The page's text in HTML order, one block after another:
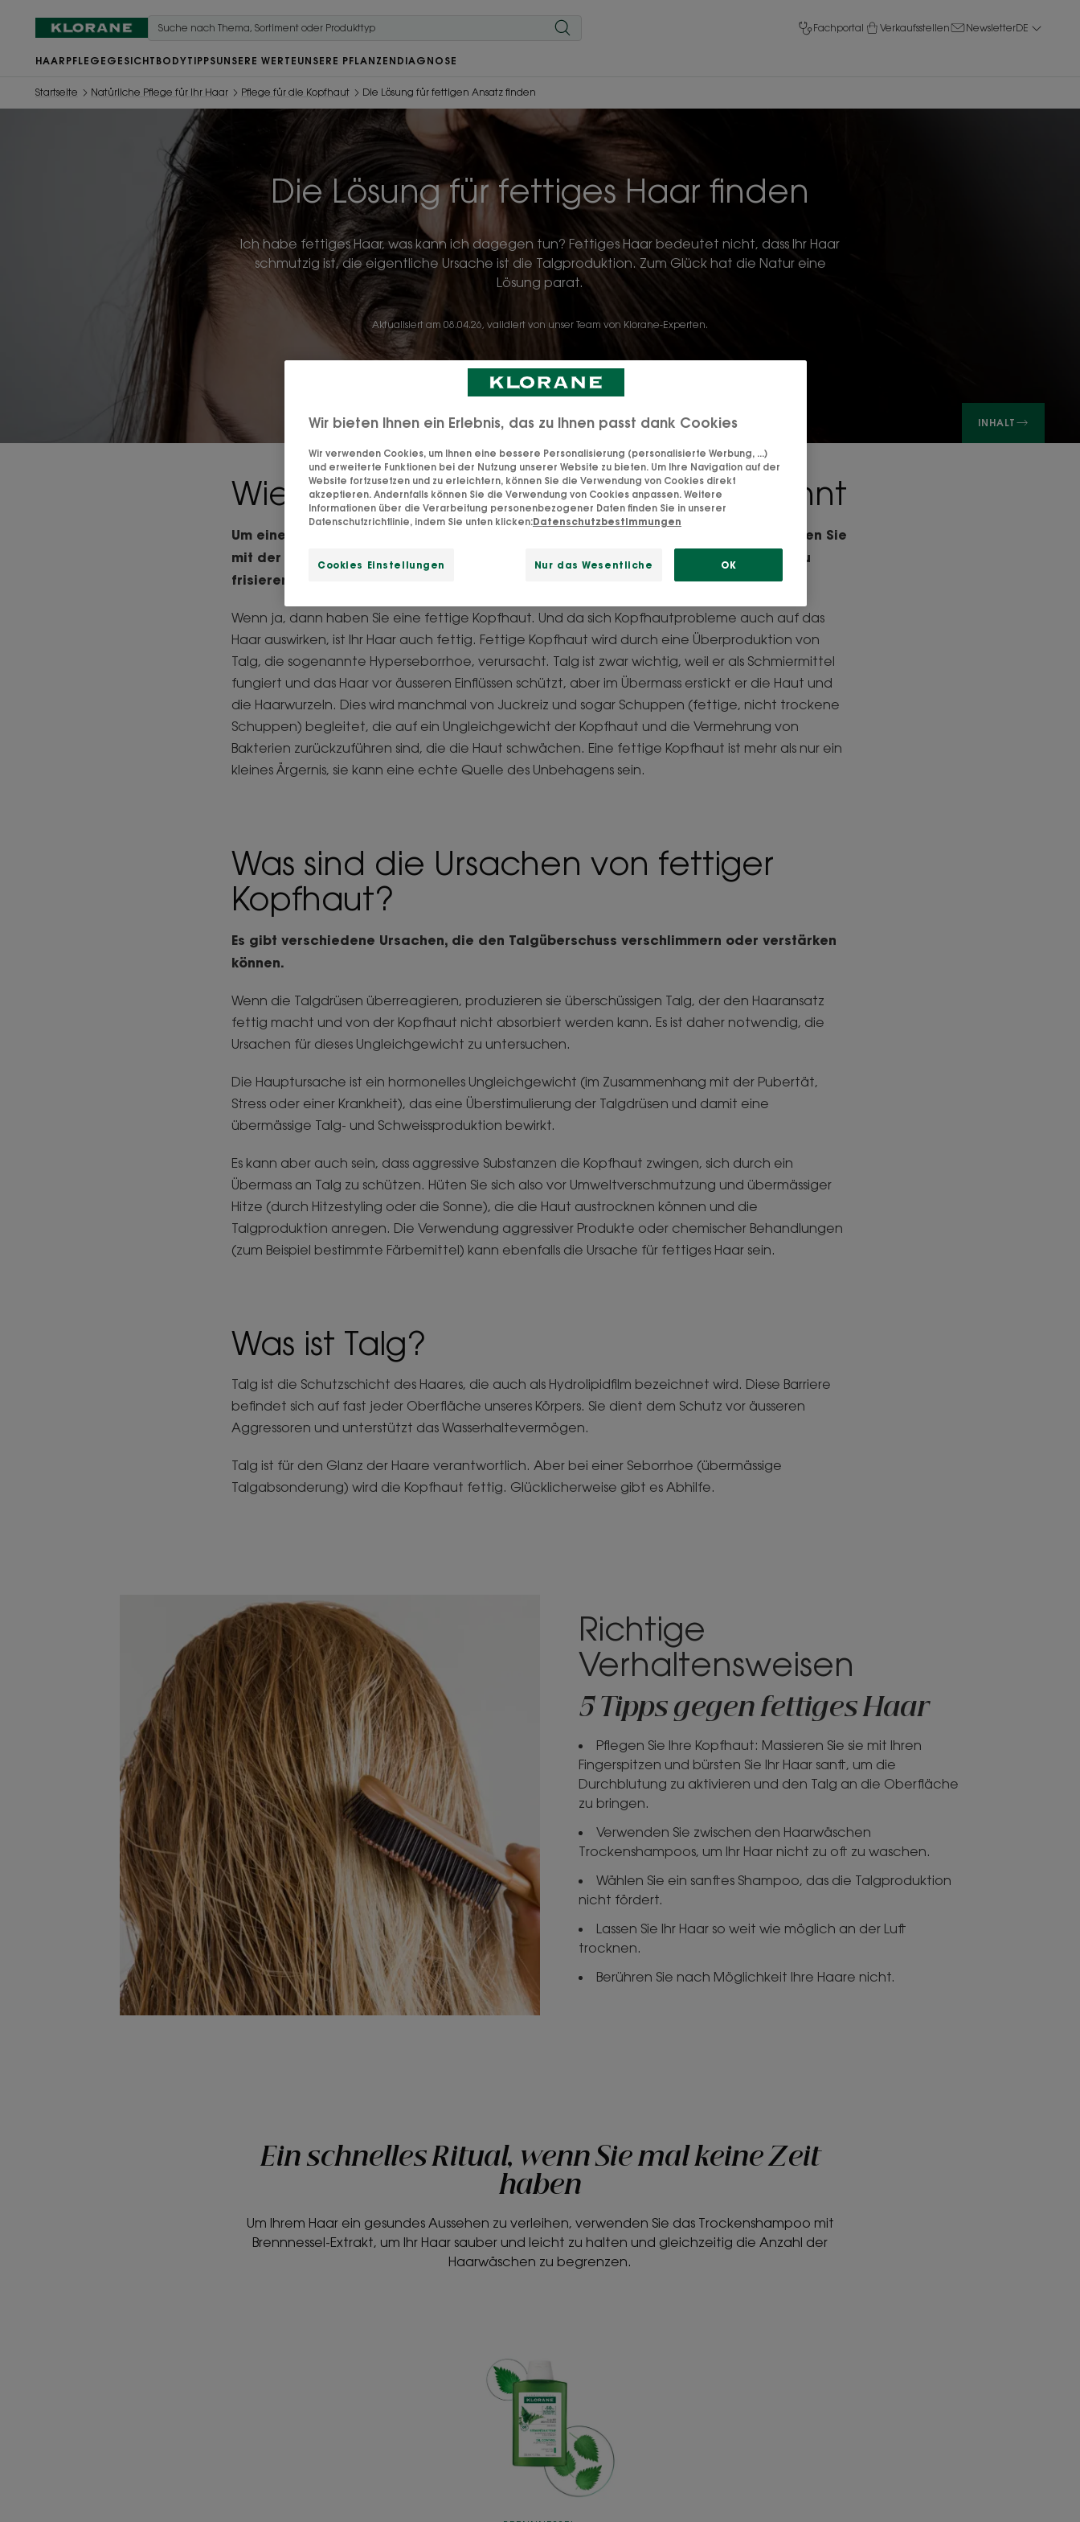
Fachportal Verkaufsstellen NewsletterDE
HAARPFLEGE GESICHT BODYTIPPSUNSERE WERTE UNSERE PFLANZEN DIAGNOSE
Startseite Natürliche Pflege für Ihr Haar Pflege für die Kopfhaut Die Lösung für fettigen Ansatz finden
Die Lösung für fettiges Haar finden
Ich habe fettiges Haar, was kann ich dagegen tun? Fettiges Haar bedeutet nicht, dass Ihr Haar
schmutzig ist, die eigentliche Ursache ist die Talgproduktion. Zum Glück hat die Natur eine
Lösung parat.
Aktualisiert am 08.04.26, validiert von unser Team von Klorane-Experten.
Pflege für die Kopfhaut
INHALT
Wie man eine fettige Kopfhaut erkennt
Um eine fettige Kopfhaut zu diagnostizieren, schauen Sie in einen Spiegel und fahren Sie
mit der Hand durch Ihr Haar. Ist Ihr Haar fettig, glänzend, schwer oder schwierig zu
frisieren?
Wenn ja, dann haben Sie eine fettige Kopfhaut. Und da sich Kopfhautprobleme auch auf das
Haar auswirken, ist Ihr Haar auch fettig. Fettige Kopfhaut wird durch eine Überproduktion von
Talg, die sogenannte Hyperseborrhoe, verursacht. Talg ist zwar wichtig, weil er als Schmiermittel
fungiert und das Haar vor äusseren Einflüssen schützt, aber im Übermass erstickt er die Haut und
die Haarwurzeln. Dies wird manchmal von Juckreiz und sogar Schuppen (fettige, nicht trockene
Schuppen) begleitet, die auf ein Ungleichgewicht der Kopfhaut und die Vermehrung von
Bakterien zurückzuführen sind, die die Haut schwächen. Eine fettige Kopfhaut ist mehr als nur ein
kleines Ärgernis, sie kann eine echte Quelle des Unbehagens sein.
Was sind die Ursachen von fettiger
Kopfhaut?
Es gibt verschiedene Ursachen, die den Talgüberschuss verschlimmern oder verstärken
können.
Wenn die Talgdrüsen überreagieren, produzieren sie überschüssigen Talg, der den Haaransatz
fettig macht und von der Kopfhaut nicht absorbiert werden kann. Es ist daher notwendig, die
Ursachen für dieses Ungleichgewicht zu untersuchen.
Die Hauptursache ist ein hormonelles Ungleichgewicht (im Zusammenhang mit der Pubertät,
Stress oder einer Krankheit), das eine Überstimulierung der Talgdrüsen und damit eine
übermässige Talg- und Schweissproduktion bewirkt.
Es kann aber auch sein, dass aggressive Substanzen die Kopfhaut zwingen, sich durch ein
Übermass an Talg zu schützen. Hüten Sie sich also vor Umweltverschmutzung und übermässiger
Hitze (durch Hitzestyling oder die Sonne), die die Haut austrocknen können und die
Talgproduktion anregen. Die Verwendung aggressiver Produkte oder chemischer Behandlungen
(zum Beispiel bestimmte Färbemittel) kann ebenfalls die Ursache für fettiges Haar sein.
Was ist Talg?
Talg ist die Schutzschicht des Haares, die auch als Hydrolipidfilm bezeichnet wird. Diese Barriere
befindet sich auf fast jeder Oberfläche unseres Körpers. Sie dient dem Schutz vor äusseren
Aggressoren und unterstützt das Wasserhaltevermögen.
Talg ist für den Glanz der Haare verantwortlich. Aber bei einer Seborrhoe (übermässige
Talgabsonderung) wird die Kopfhaut fettig. Glücklicherweise gibt es Abhilfe.
Richtige
Verhaltensweisen
5 Tipps gegen fettiges Haar
Pflegen Sie Ihre Kopfhaut: Massieren Sie sie mit Ihren
Fingerspitzen und bürsten Sie Ihr Haar sanft, um die
Durchblutung zu aktivieren und den Talg an die Oberfläche
zu bringen.
Verwenden Sie zwischen den Haarwäschen
Trockenshampoos, um Ihr Haar nicht zu oft zu waschen.
Wählen Sie ein sanftes Shampoo, das die Talgproduktion
nicht fördert.
Lassen Sie Ihr Haar so weit wie möglich an der Luft
trocknen.
Berühren Sie nach Möglichkeit Ihre Haare nicht.
Ein schnelles Ritual, wenn Sie mal keine Zeit
haben
Um Ihrem Haar ein gesundes Aussehen zu verleihen, verwenden Sie das Trockenshampoo mit
Brennnessel-Extrakt, um Ihr Haar sauber und leicht zu halten und gleichzeitig die Anzahl der
Haarwäschen zu begrenzen.
Shampoo
Wir bieten Ihnen ein Erlebnis, das zu Ihnen passt dank Cookies
Wir verwenden Cookies, um Ihnen eine bessere Personalisierung (personalisierte Werbung, ...)
und erweiterte Funktionen bei der Nutzung unserer Website zu bieten. Um Ihre Navigation auf der
Website fortzusetzen und zu erleichtern, können Sie die Verwendung von Cookies direkt
akzeptieren. Andernfalls können Sie die Verwendung von Cookies anpassen. Weitere
Informationen über die Verarbeitung personenbezogener Daten finden Sie in unserer
Datenschutzrichtlinie, indem Sie unten klicken:Datenschutzbestimmungen
Cookies Einstellungen Nur das Wesentliche OK